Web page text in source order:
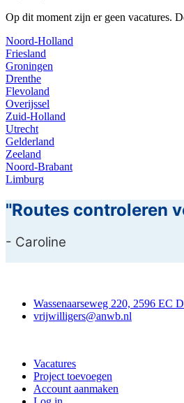
Op dit moment zijn er geen vacatures.
Noord-Holland
Friesland
Groningen
Drenthe
Flevoland
Overijssel
Zuid-Holland
Utrecht
Gelderland
Zeeland
Noord-Brabant
Limburg
"Routes controleren
- Caroline
Wassenaarseweg 220, 2596 EC
vrijwilligers@anwb.nl
Vacatures
Project toevoegen
Account aanmaken